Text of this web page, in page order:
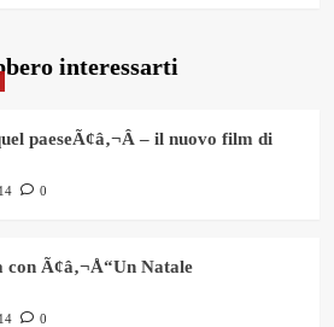
interessarti
paeseÃ¢â‚¬Â – il nuovo film di
0
Ã¢â‚¬Å“Un Natale
0